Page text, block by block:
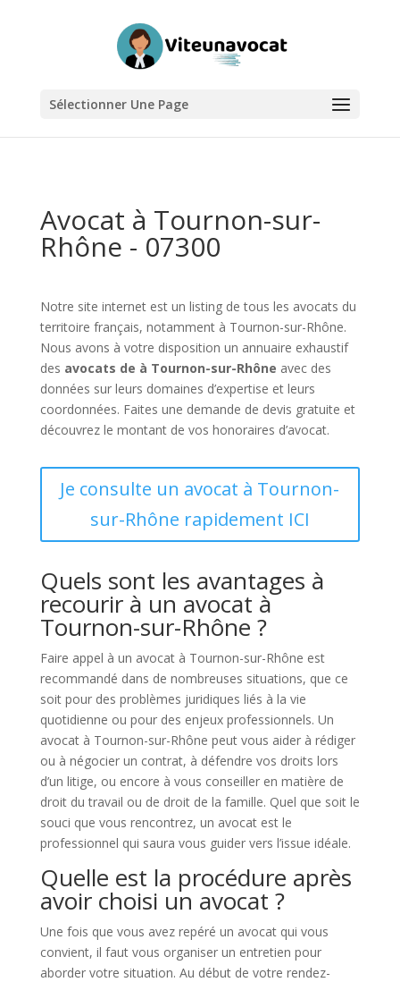
Sélectionner Une Page
Avocat à Tournon-sur-
Rhône - 07300
Notre site internet est un listing de tous les avocats du
territoire français, notamment à Tournon-sur-Rhône.
Nous avons à votre disposition un annuaire exhaustif
des avocats de à Tournon-sur-Rhône avec des
données sur leurs domaines d’expertise et leurs
coordonnées. Faites une demande de devis gratuite et
découvrez le montant de vos honoraires d’avocat.
Je consulte un avocat à Tournon-
sur-Rhône rapidement ICI
Quels sont les avantages à
recourir à un avocat à
Tournon-sur-Rhône ?
Faire appel à un avocat à Tournon-sur-Rhône est
recommandé dans de nombreuses situations, que ce
soit pour des problèmes juridiques liés à la vie
quotidienne ou pour des enjeux professionnels. Un
avocat à Tournon-sur-Rhône peut vous aider à rédiger
ou à négocier un contrat, à défendre vos droits lors
d’un litige, ou encore à vous conseiller en matière de
droit du travail ou de droit de la famille. Quel que soit le
souci que vous rencontrez, un avocat est le
professionnel qui saura vous guider vers l’issue idéale.
Quelle est la procédure après
avoir choisi un avocat ?
Une fois que vous avez repéré un avocat qui vous
convient, il faut vous organiser un entretien pour
aborder votre situation. Au début de votre rendez-